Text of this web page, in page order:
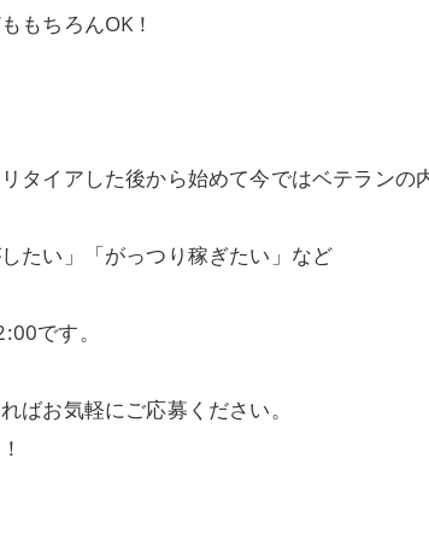
もちろんOK！
イアした後から始めて今ではベテランの
たい」「がっつり稼ぎたい」など
です。
ばお気軽にご応募ください。